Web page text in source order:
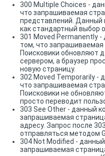
300 Multiple Choices -
что запрашиваемая
представлений. Данный
как стандартный выбор
301 Moved Permanently -
том, что
Поисковики обновляют
сервером, а браузер
новую страницу.
302 Moved Temporarily -
что запрашиваемая
Поисковики не
просто переводит
303 See Other - данный
запрашиваемая
адресу. Запрос после
отправляться методом
304 Not Modified -
запрашиваемая